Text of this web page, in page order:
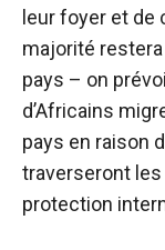
leur foyer et de
majorité
pays – on
d’Africains
pays en raison
traverseront
protection